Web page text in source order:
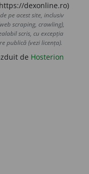
dexonline.ro)
pe acest site, inclusiv
scraping, crawling),
scris, cu excepția
publică (vezi licența).
de Hosterion